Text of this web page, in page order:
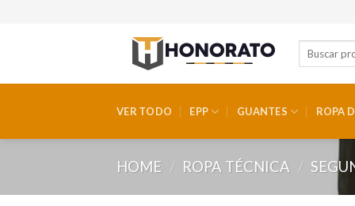
VER TODO EPP GUANTES ROPA
HOME / ROPA TÉCNICA /